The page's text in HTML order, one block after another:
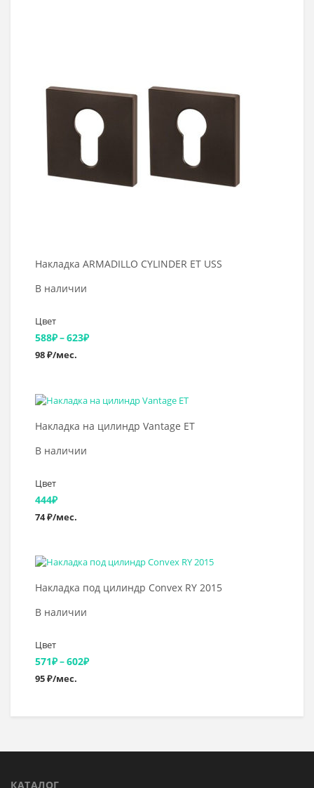
Накладка ARMADILLO CYLINDER ET USS
В наличии
Цвет
588₽–623₽Диапазон
–
623₽
98 ₽/мес.
Накладка на цилиндр Vantage ET
В наличии
Цвет
444₽
74 ₽/мес.
Выбрать >
Накладка под цилиндр Convex RY 2015
В наличии
Цвет
571₽–602₽Диапазон
95 ₽/мес.
Выбрать >
КАТАЛОГ